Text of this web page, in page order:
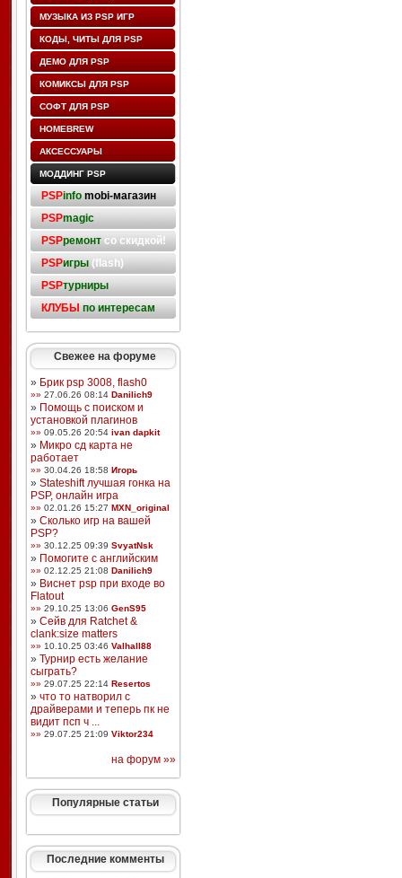
МУЗЫКА ИЗ PSP ИГР
КОДЫ, ЧИТЫ ДЛЯ PSP
ДЕМО ДЛЯ PSP
КОМИКСЫ ДЛЯ PSP
СОФТ ДЛЯ PSP
HOMEBREW
АКСЕССУАРЫ
МОДДИНГ PSP
PSPinfo mobi-магазин
PSPmagic
PSPремонтсо скидкой!
PSPигры(flash)
PSPтурниры
КЛУБЫ по интересам
Свежее на форуме
» Брик psp 3008, flash0
»» 27.06.26 08:14 Danilich9
» Помощь с поиском и
установкой плагинов
»» 09.05.26 20:54 ivan dapkit
» Микро сд карта не
работает
»» 30.04.26 18:58 Игорь
» Stateshift лучшая гонка на
PSP, онлайн игра
»» 02.01.26 15:27 MXN_original
» Сколько игр на вашей
PSP?
»» 30.12.25 09:39 SvyatNsk
» Помогите с английским
»» 02.12.25 21:08 Danilich9
» Виснет psp при входе во
Flatout
»» 29.10.25 13:06 GenS95
» Сейв для Ratchet &
clank:size matters
»» 10.10.25 03:46 Valhall88
» Турнир есть желание
сыграть?
»» 29.07.25 22:14 Resertos
» что то натворил с
драйверами и теперь пк не
видит псп ч ...
»» 29.07.25 21:09 Viktor234
на форум »»
Популярные статьи
Последние комменты